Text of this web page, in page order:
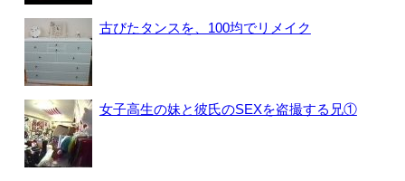
古びたタンスを、100均でリメイク
女子高生の妹と彼氏のSEXを盗撮する兄①